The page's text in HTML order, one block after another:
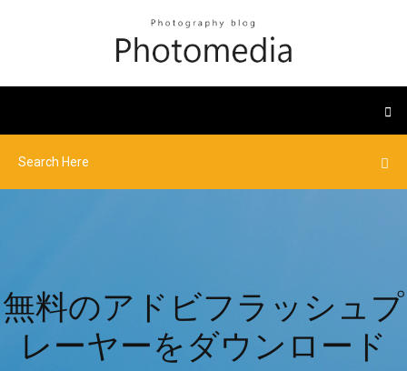
無料のアドビフラッシュプ
レーヤーをダウンロード